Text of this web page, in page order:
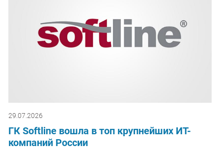
29.07.2026
ГК Softline вошла в топ крупнейших ИТ-
компаний России